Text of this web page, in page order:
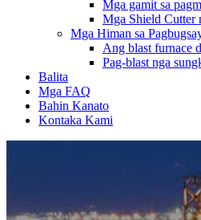
Mga gamit sa
Mga Shield Cutter
Mga Himan sa
Ang blast furnace
Pag-blast nga
Balita
Mga FAQ
Bahin Kanato
Kontaka Kami